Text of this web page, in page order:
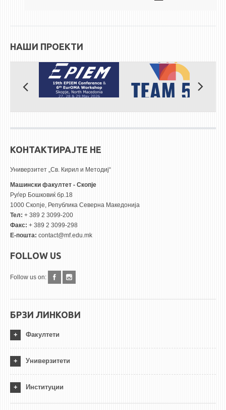
НАШИ ПРОЕКТИ
КОНТАКТИРАЈТЕ НЕ
Универзитет „Св. Кирил и Методиј“
Машински факултет - Скопје
Руѓер Бошковиќ бр.18
1000 Скопје, Република Северна Македонија
Тел: + 389 2 3099-200
Факс: + 389 2 3099-298
Е-пошта: contact@mf.edu.mk
FOLLOW US
Follow us on:
БРЗИ ЛИНКОВИ
Факултети
Универзитети
Институции